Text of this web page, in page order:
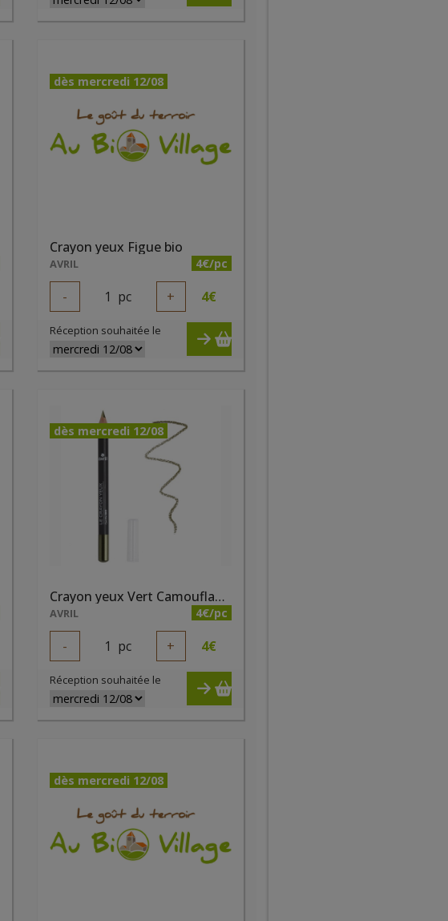
dès mercredi 12/08
Crayon yeux Figue bio
AVRIL 4€/pc
- 1 pc + 4€
Réception souhaitée le
dès mercredi 12/08
Crayon yeux Vert Camouflage bio
AVRIL 4€/pc
- 1 pc + 4€
Réception souhaitée le
dès mercredi 12/08